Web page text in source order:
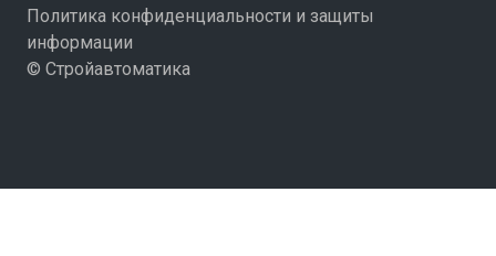
Политика конфиденциальности и защиты
информации
© Стройавтоматика